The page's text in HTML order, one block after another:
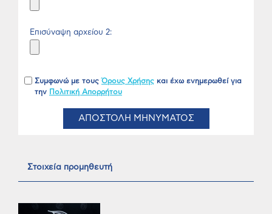
Επισύναψη αρχείου 2:
Συμφωνώ με τουςΌρους Χρήσης και έχω ενημερωθεί για
την Πολιτική Απορρήτου
ΑΠΟΣΤΟΛΗ ΜΗΝΥΜΑΤΟΣ
Στοιχεία προμηθευτή